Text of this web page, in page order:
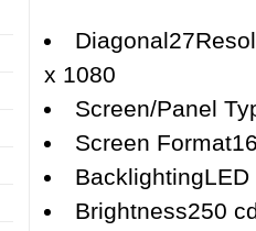
x 1080
Screen/Panel
Screen
BacklightingLED
Brightness250